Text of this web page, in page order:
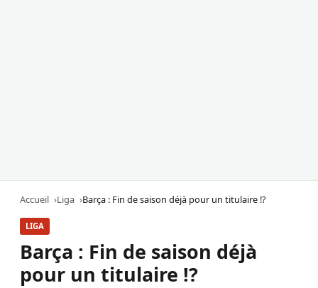
Accueil Liga Barça : Fin de saison déjà pour un titulaire !?
LIGA
Barça : Fin de saison déjà
pour un titulaire !?